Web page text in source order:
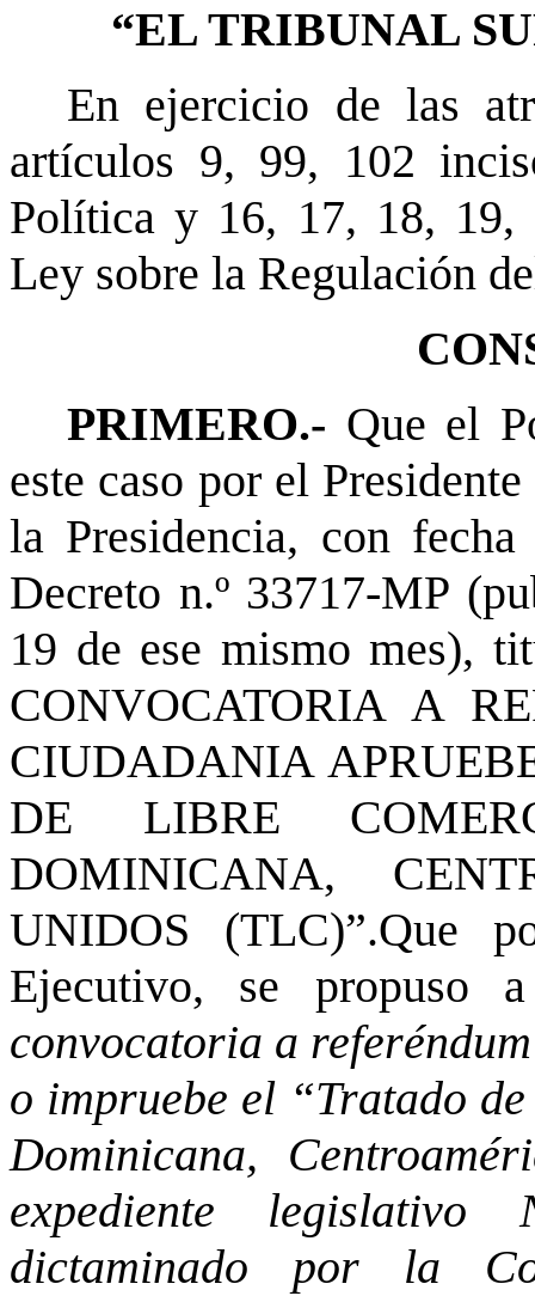
“EL TRIBUNAL
En ejercicio de las
artículos 9, 99, 102
Política y 16, 17, 18, 19,
Ley sobre la Regulación
PRIMERO.- Que el
este caso por el
la Presidencia, con
Decreto n.º 33717-MP
19 de ese mismo mes),
CONVOCATORIA A
CIUDADANIA
DE LIBRE
DOMINICANA,
UNIDOS (TLC)”.Que
Ejecutivo, se propuso
convocatoria a
o impruebe el “Tratado
Dominicana,
expediente
dictaminado por la